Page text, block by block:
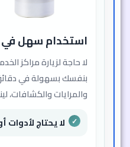
استخدام سهل في
لا حاجة لزيارة مراكز
بنفسك بسهولة في
والمرايات والكشافات،
لا يحتاج لأدوات